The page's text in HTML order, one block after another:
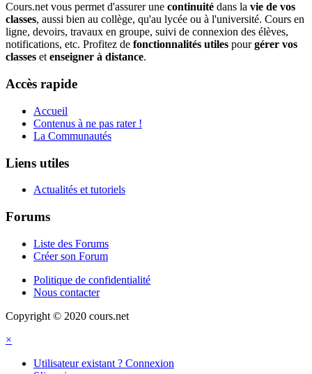
Cours.net vous permet d'assurer une continuité dans la vie de vos
classes, aussi bien au collège, qu'au lycée ou à l'université. Cours en
ligne, devoirs, travaux en groupe, suivi de connexion des élèves,
notifications, etc. Profitez de fonctionnalités utiles pourgérer vos
classes etenseigner à distance.
Accès rapide
Accueil
Contenus à ne pas rater !
La Communautés
Liens utiles
Actualités et tutoriels
Forums
Liste des Forums
Créer son Forum
Politique de confidentialité
Nous contacter
Copyright © 2020 cours.net
×
Utilisateur existant ? Connexion